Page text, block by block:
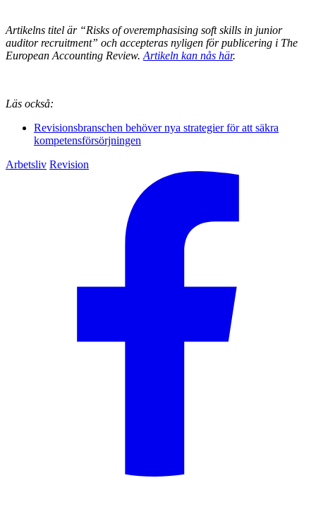
Artikelns titel är “Risks of overemphasising soft skills in junior
auditor recruitment” och accepteras nyligen för publicering i The
European Accounting Review. Artikeln kan nås här.
Läs också:
Revisionsbranschen behöver nya strategier för att säkra
kompetensförsörjningen
Arbetsliv Revision